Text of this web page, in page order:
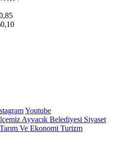
Youtube
Ayvacık Belediyesi Siyaset
Ve Ekonomi Turizm